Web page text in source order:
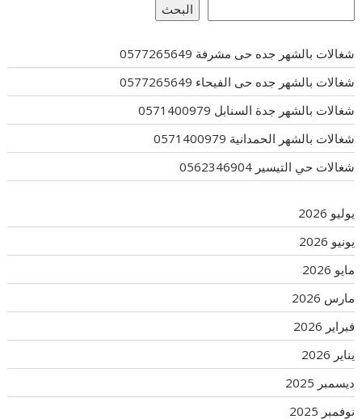
البحث
شغالات بالشهر جده حى مشرفة 0577265649
شغالات بالشهر جده حى الفيحاء 0577265649
شغالات بالشهر جدة السنابل 0571400979
شغالات بالشهر الحمدانية 0571400979
شغالات حي التيسير 0562346904
يوليو 2026
يونيو 2026
مايو 2026
مارس 2026
فبراير 2026
يناير 2026
ديسمبر 2025
نوفمبر 2025